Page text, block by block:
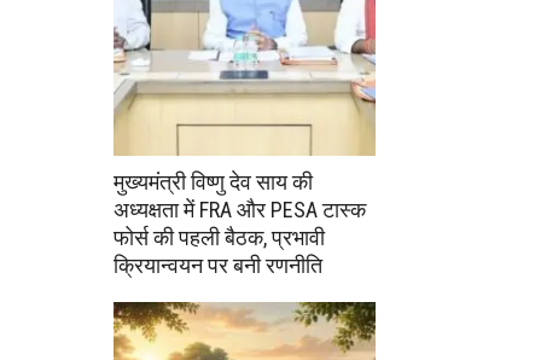
मुख्यमंत्री विष्णु देव साय की
अध्यक्षता में FRA और PESA टास्क
फोर्स की पहली बैठक, प्रभावी
क्रियान्वयन पर बनी रणनीति